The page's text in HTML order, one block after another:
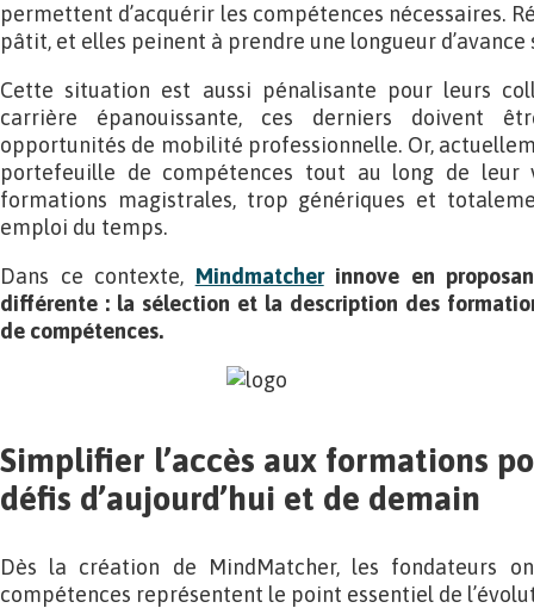
permettent d’acquérir les compétences nécessaires.
pâtit, et elles peinent à prendre une longueur d’avance
Cette situation est aussi pénalisante pour leurs
carrière épanouissante, ces derniers doivent
opportunités de mobilité professionnelle. Or,
portefeuille de compétences tout au long de leur
formations magistrales, trop génériques et
emploi du temps.
Dans ce contexte, Mindmatcherinnove en
différente : la sélection et la description des
de compétences.
Simplifier l’accès aux formations
défis d’aujourd’hui et de demain
Dès la création de MindMatcher, les fondateurs
compétences représentent le point essentiel de